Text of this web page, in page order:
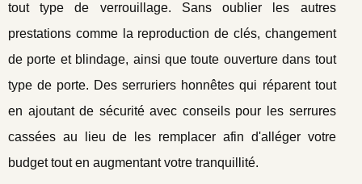
tout type de verrouillage. Sans oublier les autres
prestations comme la reproduction de clés, changement
de porte et blindage, ainsi que toute ouverture dans tout
type de porte. Des serruriers honnêtes qui réparent tout
en ajoutant de sécurité avec conseils pour les serrures
cassées au lieu de les remplacer afin d'alléger votre
budget tout en augmentant votre tranquillité.